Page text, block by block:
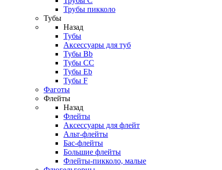
Трубы пикколо
Тубы
Назад
Тубы
Аксессуары для туб
Тубы Bb
Тубы CC
Тубы Eb
Тубы F
Фаготы
Флейты
Назад
Флейты
Аксессуары для флейт
Альт-флейты
Бас-флейты
Большие флейты
Флейты-пикколо, малые